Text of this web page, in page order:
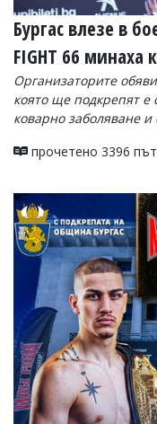
Василев,
email:
v.vasilev@flagman.bg
Катя
Касабова,
еmail:
Главен
Иван
office@flagman.bg
Коментарите
под
статиите
въвеждат
читателите
и
редакцията
не
носи
отговорност
Бургас влезе в
FIGHT 66 минаха
Организаторите
която ще подкрепят е
коварно заболяване
прочетено 3396